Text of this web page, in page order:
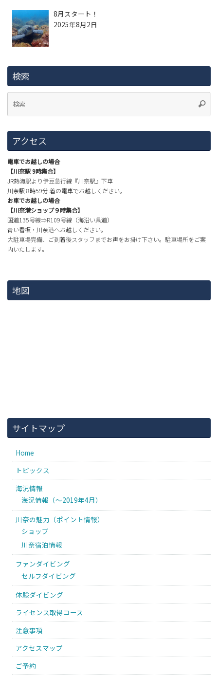
8月スタート！
2025年8月2日
検索
アクセス
電車でお越しの場合
【川奈駅 9時集合】
JR熱海駅より伊豆急行線『川奈駅』下車
川奈駅 8時59分 着の電車でお越しください。
お車でお越しの場合
【川奈港ショップ９時集合】
国道135号線⇒R109号線（海沿い県道）
青い看板・川奈港へお越しください。
大駐車場完備、ご到着後スタッフまでお声をお掛け下さい。駐車場所をご案
内いたします。
地図
サイトマップ
Home
トピックス
海況情報
海況情報（〜2019年4月）
川奈の魅力（ポイント情報）
ショップ
川奈宿泊情報
ファンダイビング
セルフダイビング
体験ダイビング
ライセンス取得コース
注意事項
アクセスマップ
ご予約